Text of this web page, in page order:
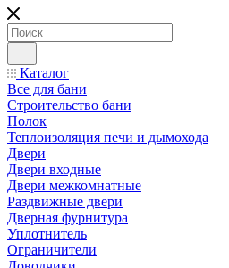
Каталог
Все для бани
Строительство бани
Полок
Теплоизоляция печи и дымохода
Двери
Двери входные
Двери межкомнатные
Раздвижные двери
Дверная фурнитура
Уплотнитель
Ограничители